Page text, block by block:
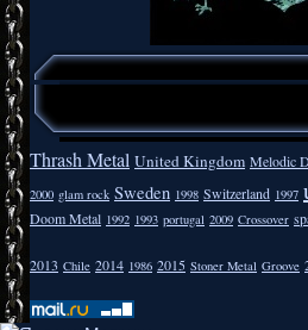
Thrash Metal United Kingdom Melodic
2000 glam rock Sweden 1998 Switzerland 1997
Doom Metal 1992 1993 portugal 2009 Crossover
2013 Chile 2014 1986 2015 Stoner Metal Groove